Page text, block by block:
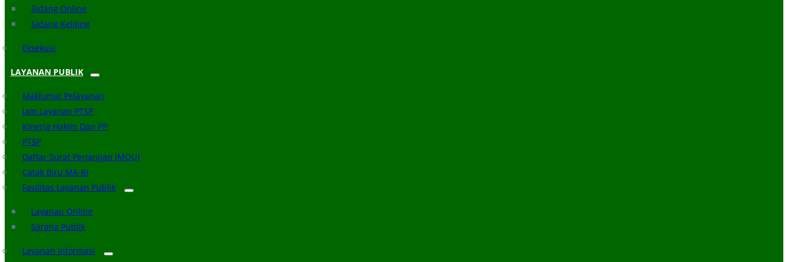
Sidang Online
Sidang Keliling
Eksekusi
LAYANAN PUBLIK
Maklumat Pelayanan
Jam Layanan PTSP
Kinerja Hakim Dan PP
PTSP
Daftar Surat Perjanjian (MOU)
Catak Biru MA-RI
Fasilitas Layanan Publik
Layanan Online
Sarana Publik
Layanan Informasi